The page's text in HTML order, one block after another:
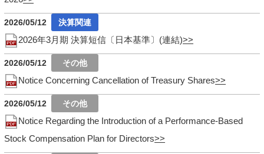
2026/05/12
2026年3月期 決算短信〔日本基準〕(連結)
2026/05/12
Notice Concerning Cancellation of Treasury Shares
2026/05/12
Notice Regarding the Introduction of a Performance-Based
Stock Compensation Plan for Directors